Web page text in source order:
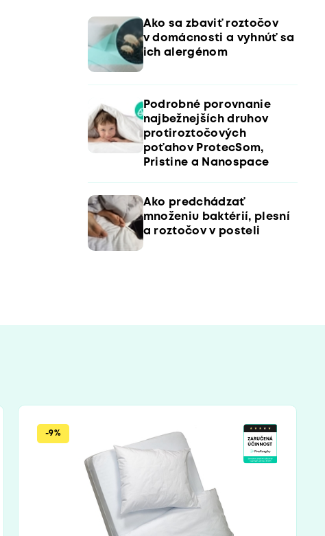
Ako sa zbaviť roztočov
v domácnosti a vyhnúť sa
ich alergénom
Podrobné porovnanie
najbežnejších druhov
protiroztočových
poťahov ProtecSom,
Pristine a Nanospace
Ako predchádzať
množeniu baktérií, plesní
a roztočov v posteli
-9%